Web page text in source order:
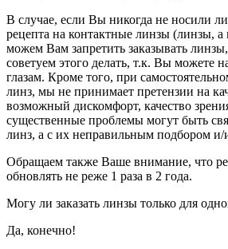
В случае, если Вы никогда не носили
рецепта на контактные линзы (линзы,
можем Вам запретить заказывать
советуем этого делать, т.к. Вы можете
глазам. Кроме того, при
линз, мы не принимает претензии на
возможный дискомфорт, качество
существенные проблемы могут быть
линз, а с их неправильным подбором и/
Обращаем также Ваше внимание, что
обновлять не реже 1 раза в 2 года.
Могу ли заказать линзы только для
Да, конечно!